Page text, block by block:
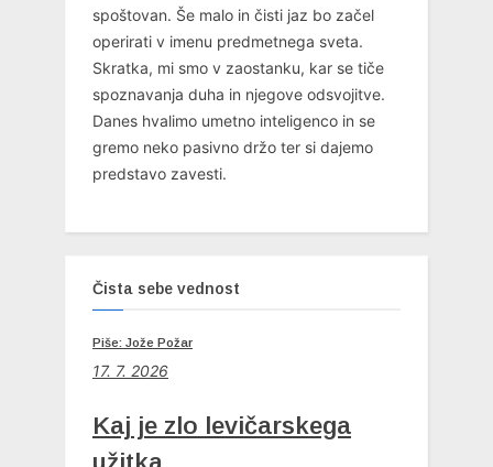
spoštovan. Še malo in čisti jaz bo začel
operirati v imenu predmetnega sveta.
Skratka, mi smo v zaostanku, kar se tiče
spoznavanja duha in njegove odsvojitve.
Danes hvalimo umetno inteligenco in se
gremo neko pasivno držo ter si dajemo
predstavo zavesti.
Čista sebe vednost
Piše: Jože Požar
17. 7. 2026
Kaj je zlo levičarskega